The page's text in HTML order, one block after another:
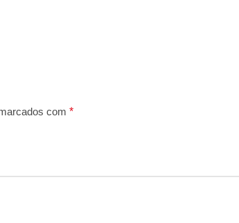
com *